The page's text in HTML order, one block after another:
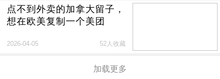
点不到外卖的加拿大留子，
想在欧美复制一个美团
2026-04-05 52人收藏
加载更多